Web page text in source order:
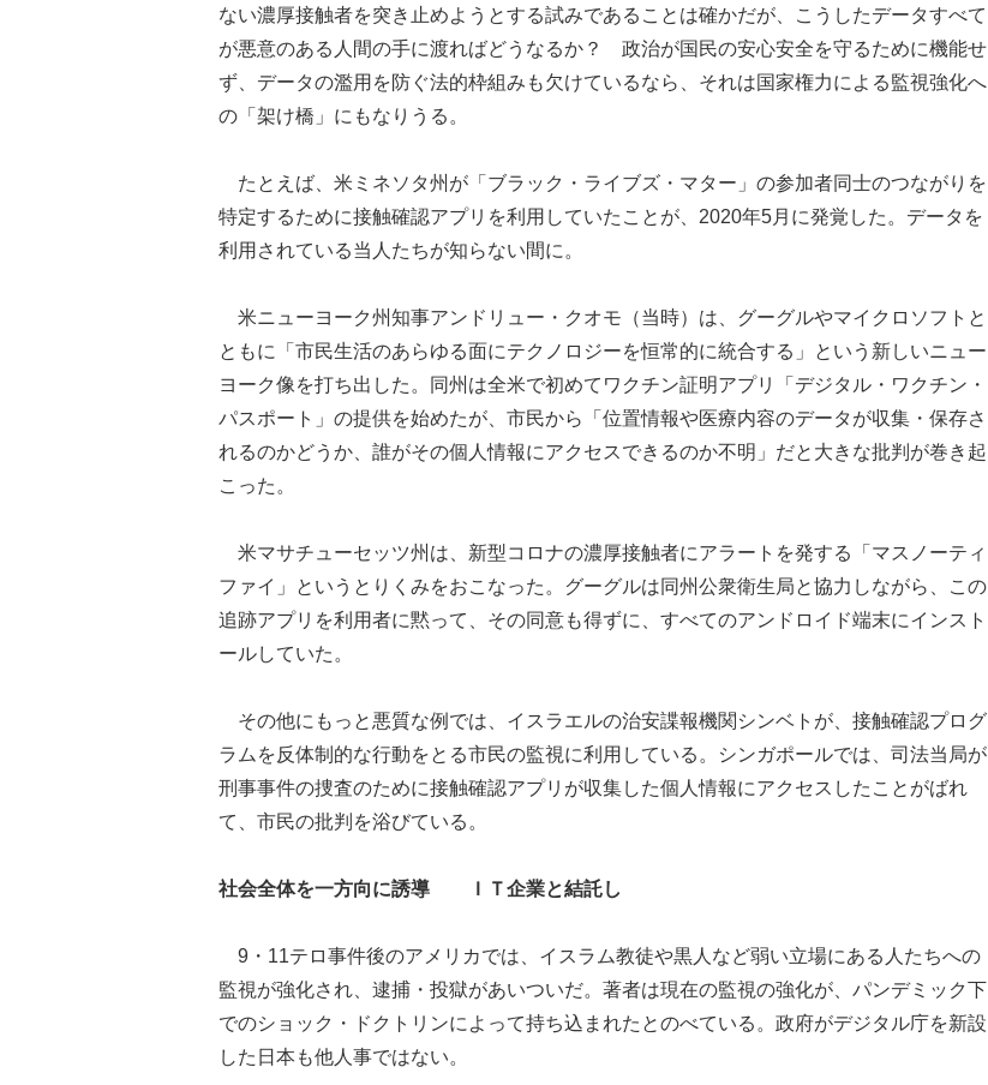
ない濃厚接触者を突き止めようとする試みであることは確かだが、こうしたデータすべて
が悪意のある人間の手に渡ればどうなるか？ 政治が国民の安心安全を守るために機能せ
ず、データの濫用を防ぐ法的枠組みも欠けているなら、それは国家権力による監視強化へ
の「架け橋」にもなりうる。
たとえば、米ミネソタ州が「ブラック・ライブズ・マター」の参加者同士のつながりを
特定するために接触確認アプリを利用していたことが、2020年5月に発覚した。データを
利用されている当人たちが知らない間に。
米ニューヨーク州知事アンドリュー・クオモ（当時）は、グーグルやマイクロソフトと
ともに「市民生活のあらゆる面にテクノロジーを恒常的に統合する」という新しいニュー
ヨーク像を打ち出した。同州は全米で初めてワクチン証明アプリ「デジタル・ワクチン・
パスポート」の提供を始めたが、市民から「位置情報や医療内容のデータが収集・保存さ
れるのかどうか、誰がその個人情報にアクセスできるのか不明」だと大きな批判が巻き起
こった。
米マサチューセッツ州は、新型コロナの濃厚接触者にアラートを発する「マスノーティ
ファイ」というとりくみをおこなった。グーグルは同州公衆衛生局と協力しながら、この
追跡アプリを利用者に黙って、その同意も得ずに、すべてのアンドロイド端末にインスト
ールしていた。
その他にもっと悪質な例では、イスラエルの治安諜報機関シンベトが、接触確認プログ
ラムを反体制的な行動をとる市民の監視に利用している。シンガポールでは、司法当局が
刑事事件の捜査のために接触確認アプリが収集した個人情報にアクセスしたことがばれ
て、市民の批判を浴びている。
社会全体を一方向に誘導 ＩＴ企業と結託し
9・11テロ事件後のアメリカでは、イスラム教徒や黒人など弱い立場にある人たちへの
監視が強化され、逮捕・投獄があいついだ。著者は現在の監視の強化が、パンデミック下
でのショック・ドクトリンによって持ち込まれたとのべている。政府がデジタル庁を新設
した日本も他人事ではない。